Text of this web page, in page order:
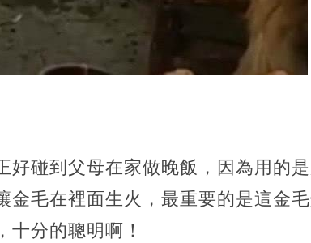
好碰到父母在家做晚飯，因為用的
金毛在裡面生火，最重要的是這金
十分的聰明啊！